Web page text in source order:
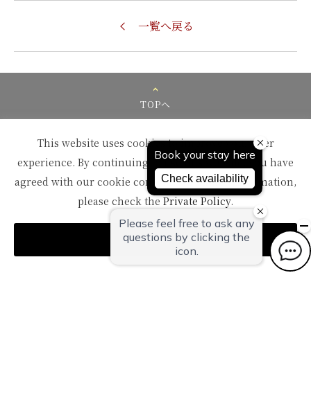
一覧へ戻る
TOPへ
新潟県南蒲原郡田上町湯田上温泉
TEL：0256-57-5000（代）
This website uses cookies to improve your user
experience. By continuing to use this website, you have
agreed with our cookie consent. For futher information,
please check the Private Policy.
Agree